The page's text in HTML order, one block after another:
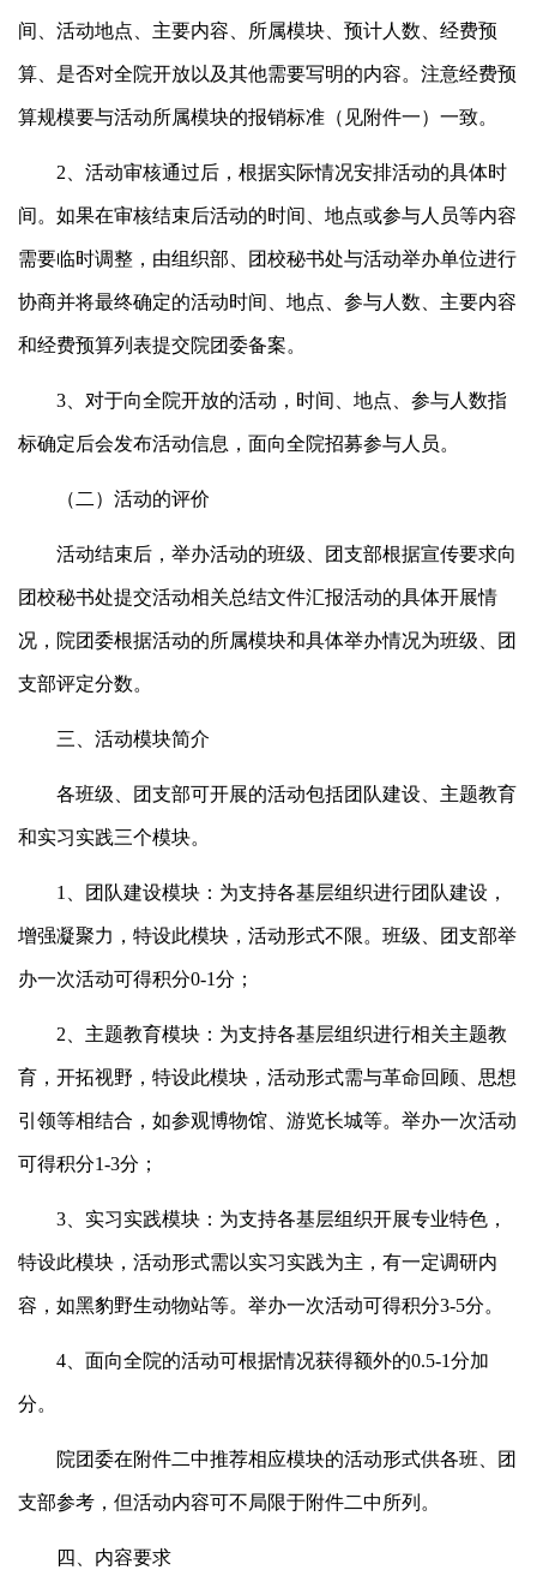
间、活动地点、主要内容、所属模块、预计人数、经费预
算、是否对全院开放以及其他需要写明的内容。注意经费预
算规模要与活动所属模块的报销标准（见附件一）一致。
2、活动审核通过后，根据实际情况安排活动的具体时
间。如果在审核结束后活动的时间、地点或参与人员等内容
需要临时调整，由组织部、团校秘书处与活动举办单位进行
协商并将最终确定的活动时间、地点、参与人数、主要内容
和经费预算列表提交院团委备案。
3、对于向全院开放的活动，时间、地点、参与人数指
标确定后会发布活动信息，面向全院招募参与人员。
（二）活动的评价
活动结束后，举办活动的班级、团支部根据宣传要求向
团校秘书处提交活动相关总结文件汇报活动的具体开展情
况，院团委根据活动的所属模块和具体举办情况为班级、团
支部评定分数。
三、活动模块简介
各班级、团支部可开展的活动包括团队建设、主题教育
和实习实践三个模块。
1、团队建设模块：为支持各基层组织进行团队建设，
增强凝聚力，特设此模块，活动形式不限。班级、团支部举
办一次活动可得积分0-1分；
2、主题教育模块：为支持各基层组织进行相关主题教
育，开拓视野，特设此模块，活动形式需与革命回顾、思想
引领等相结合，如参观博物馆、游览长城等。举办一次活动
可得积分1-3分；
3、实习实践模块：为支持各基层组织开展专业特色，
特设此模块，活动形式需以实习实践为主，有一定调研内
容，如黑豹野生动物站等。举办一次活动可得积分3-5分。
4、面向全院的活动可根据情况获得额外的0.5-1分加
分。
院团委在附件二中推荐相应模块的活动形式供各班、团
支部参考，但活动内容可不局限于附件二中所列。
四、内容要求